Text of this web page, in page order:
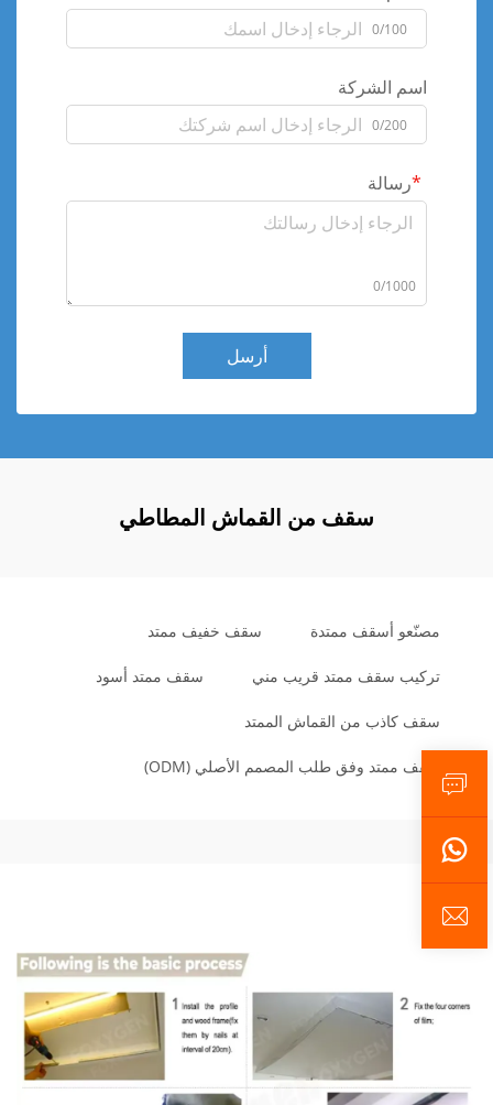
0/100
اسم الشركة
0/200
رسالة
0/1000
أرسل
سقف من القماش المطاطي
مصنّعو أسقف ممتدة سقف خفيف ممتد
تركيب سقف ممتد قريب مني سقف ممتد أسود
سقف كاذب من القماش الممتد
سقف ممتد وفق طلب المصمم الأصلي (ODM)